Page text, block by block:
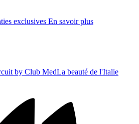
exclusives En savoir plus
by Club MedLa beauté de l'Italie